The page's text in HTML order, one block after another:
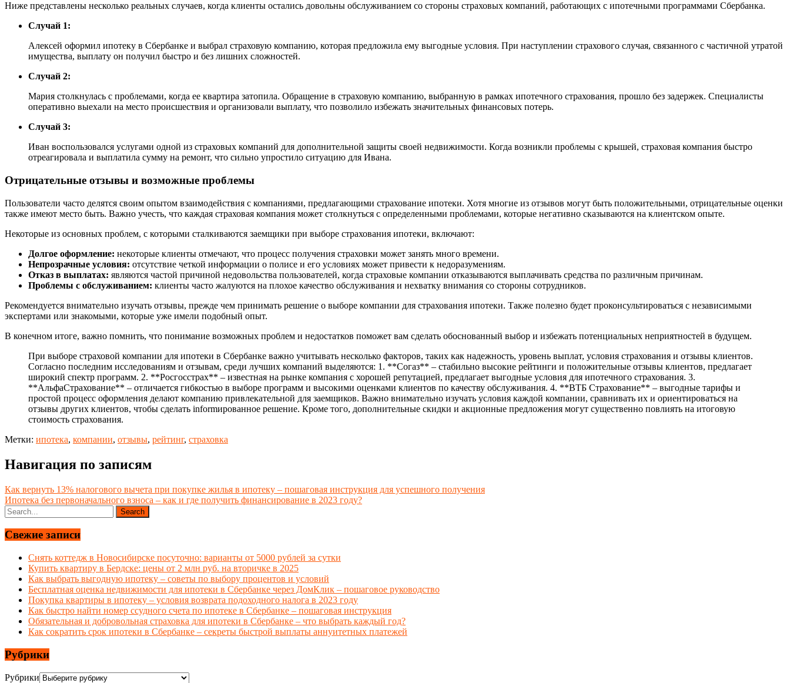
Ниже представлены несколько реальных случаев, когда клиенты остались довольны обслуживанием со стороны страховых компаний, работающих с ипотечными программами Сбербанка.
Случай 1:
Алексей оформил ипотеку в Сбербанке и выбрал страховую компанию, которая предложила ему выгодные условия. При наступлении страхового случая, связанного с частичной утратой
имущества, выплату он получил быстро и без лишних сложностей.
Случай 2:
Мария столкнулась с проблемами, когда ее квартира затопила. Обращение в страховую компанию, выбранную в рамках ипотечного страхования, прошло без задержек. Специалисты
оперативно выехали на место происшествия и организовали выплату, что позволило избежать значительных финансовых потерь.
Случай 3:
Иван воспользовался услугами одной из страховых компаний для дополнительной защиты своей недвижимости. Когда возникли проблемы с крышей, страховая компания быстро
отреагировала и выплатила сумму на ремонт, что сильно упростило ситуацию для Ивана.
Отрицательные отзывы и возможные проблемы
Пользователи часто делятся своим опытом взаимодействия с компаниями, предлагающими страхование ипотеки. Хотя многие из отзывов могут быть положительными, отрицательные оценки
также имеют место быть. Важно учесть, что каждая страховая компания может столкнуться с определенными проблемами, которые негативно сказываются на клиентском опыте.
Некоторые из основных проблем, с которыми сталкиваются заемщики при выборе страхования ипотеки, включают:
Долгое оформление: некоторые клиенты отмечают, что процесс получения страховки может занять много времени.
Непрозрачные условия: отсутствие четкой информации о полисе и его условиях может привести к недоразумениям.
Отказ в выплатах: являются частой причиной недовольства пользователей, когда страховые компании отказываются выплачивать средства по различным причинам.
Проблемы с обслуживанием: клиенты часто жалуются на плохое качество обслуживания и нехватку внимания со стороны сотрудников.
Рекомендуется внимательно изучать отзывы, прежде чем принимать решение о выборе компании для страхования ипотеки. Также полезно будет проконсультироваться с независимыми
экспертами или знакомыми, которые уже имели подобный опыт.
В конечном итоге, важно помнить, что понимание возможных проблем и недостатков поможет вам сделать обоснованный выбор и избежать потенциальных неприятностей в будущем.
При выборе страховой компании для ипотеки в Сбербанке важно учитывать несколько факторов, таких как надежность, уровень выплат, условия страхования и отзывы клиентов.
Согласно последним исследованиям и отзывам, среди лучших компаний выделяются: 1. **Согаз** – стабильно высокие рейтинги и положительные отзывы клиентов, предлагает
широкий спектр программ. 2. **Росгосстрах** – известная на рынке компания с хорошей репутацией, предлагает выгодные условия для ипотечного страхования. 3.
**АльфаСтрахование** – отличается гибкостью в выборе программ и высокими оценками клиентов по качеству обслуживания. 4. **ВТБ Страхование** – выгодные тарифы и
простой процесс оформления делают компанию привлекательной для заемщиков. Важно внимательно изучать условия каждой компании, сравнивать их и ориентироваться на
отзывы других клиентов, чтобы сделать informированное решение. Кроме того, дополнительные скидки и акционные предложения могут существенно повлиять на итоговую
стоимость страхования.
Метки: ипотека, компании, отзывы, рейтинг, страховка
Навигация по записям
Как вернуть 13% налогового вычета при покупке жилья в ипотеку – пошаговая инструкция для успешного получения
Ипотека без первоначального взноса – как и где получить финансирование в 2023 году?
Свежие записи
Снять коттедж в Новосибирске посуточно: варианты от 5000 рублей за сутки
Купить квартиру в Бердске: цены от 2 млн руб. на вторичке в 2025
Как выбрать выгодную ипотеку – советы по выбору процентов и условий
Бесплатная оценка недвижимости для ипотеки в Сбербанке через ДомКлик – пошаговое руководство
Покупка квартиры в ипотеку – условия возврата подоходного налога в 2023 году
Как быстро найти номер ссудного счета по ипотеке в Сбербанке – пошаговая инструкция
Обязательная и добровольная страховка для ипотеки в Сбербанке – что выбрать каждый год?
Как сократить срок ипотеки в Сбербанке – секреты быстрой выплаты аннуитетных платежей
Рубрики
Рубрики